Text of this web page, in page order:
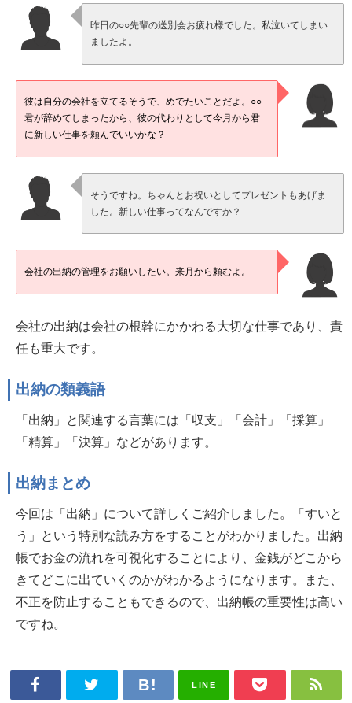
昨日の○○先輩の送別会お疲れ様でした。私泣いてしまい
ましたよ。
彼は自分の会社を立てるそうで、めでたいことだよ。○○
君が辞めてしまったから、彼の代わりとして今月から君
に新しい仕事を頼んでいいかな？
そうですね。ちゃんとお祝いとしてプレゼントもあげま
した。新しい仕事ってなんですか？
会社の出納の管理をお願いしたい。来月から頼むよ。
会社の出納は会社の根幹にかかわる大切な仕事であり、責
任も重大です。
出納の類義語
「出納」と関連する言葉には「収支」「会計」「採算」
「精算」「決算」などがあります。
出納まとめ
今回は「出納」について詳しくご紹介しました。「すいと
う」という特別な読み方をすることがわかりました。出納
帳でお金の流れを可視化することにより、金銭がどこから
きてどこに出ていくのかがわかるようになります。また、
不正を防止することもできるので、出納帳の重要性は高い
ですね。
LINE